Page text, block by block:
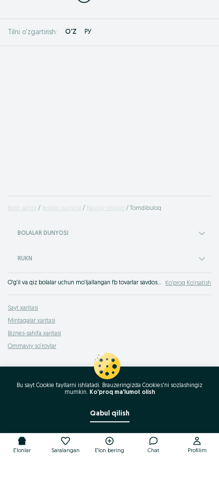
Tilni o'zgartirish: O'Z РУ
Bosh sahifa Bolalar dunyosi Navoiy viloyati Tomdibuloq
BOLALAR DUNYOSI
RUKN
O‘g‘il va qiz bolalar uchun mo‘ljallangan fb tovarlar savdosi OLX.uz Tomdibuloq e‘lonlar taxtasida. Farzandingiz uchun turli xil tovarlarni eng yaxshi narxlarda OLXda (avvalgi Torg) xarid qiling! Ko‘proq Ko‘rsatish
Sayt xaritasi
Mintaqalar xaritasi
Biznes-sahifa xaritasi
Ommaviy so‘rovlar
E'lonlar Saralangan E'lon bering Chat Profilim
Bu sayt Cookie fayllarni ishlatadi. Brauzeringizda Cookies'ni sozlashingiz
mumkin. Ko'proq ma'lumot olish
Qabul qilish